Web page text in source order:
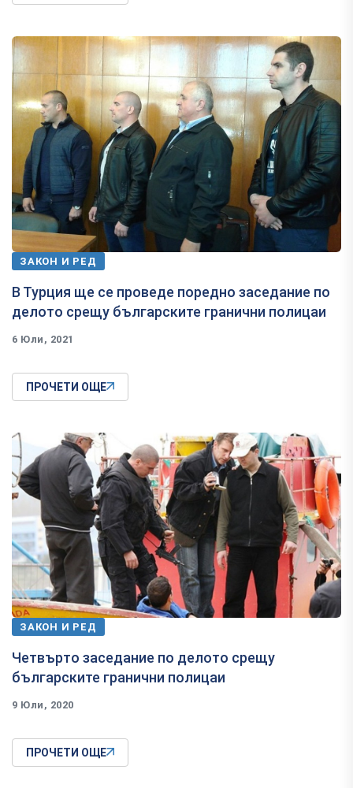
ЗАКОН И РЕД
В Турция ще се проведе поредно заседание по
делото срещу българските гранични полицаи
6 Юли, 2021
ПРОЧЕТИ ОЩЕ
ЗАКОН И РЕД
Четвърто заседание по делото срещу
българските гранични полицаи
9 Юли, 2020
ПРОЧЕТИ ОЩЕ